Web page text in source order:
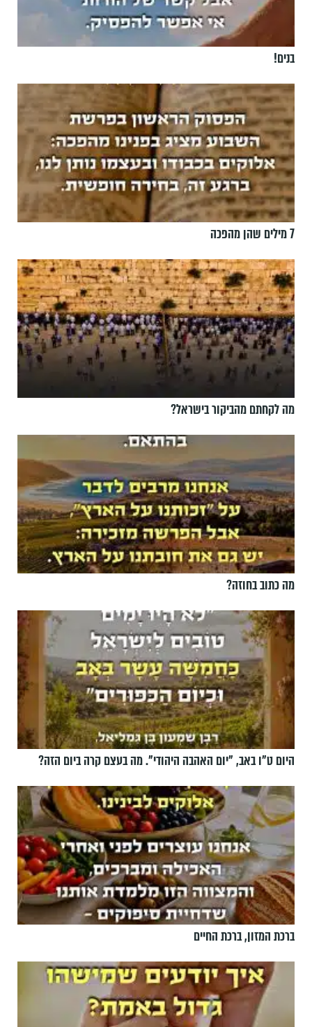
בנים!
7 מילים שהן מהפכה
מה לקחתם מהביקור בישראל?
מה כתוב בחוזה?
היום ט"ו באב, ”יום האהבה היהודי". מה בעצם קרה ביום הזה?
ברכת המזון, ברכת החיים